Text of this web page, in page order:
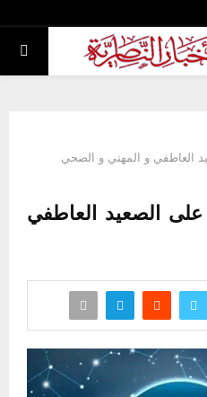
العاطفي و المهني و الصحي
على الصعيد العاطفي